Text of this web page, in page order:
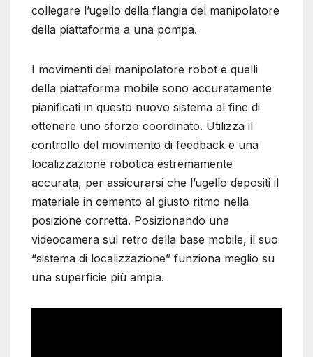
collegare l’ugello della flangia del manipolatore
della piattaforma a una pompa.
I movimenti del manipolatore robot e quelli
della piattaforma mobile sono accuratamente
pianificati in questo nuovo sistema al fine di
ottenere uno sforzo coordinato. Utilizza il
controllo del movimento di feedback e una
localizzazione robotica estremamente
accurata, per assicurarsi che l’ugello depositi il
​​materiale in cemento al giusto ritmo nella
posizione corretta. Posizionando una
videocamera sul retro della base mobile, il suo
“sistema di localizzazione” funziona meglio su
una superficie più ampia.